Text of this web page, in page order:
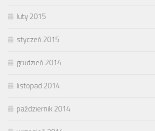
luty 2015
styczeń 2015
grudzień 2014
listopad 2014
październik 2014